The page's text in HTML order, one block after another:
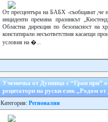
От пресцентъра на БАБХ -съобщават ,че
инциденти премина празникът
Областна дирекция по безопасност на
констатирали несъответствия касаещи
условия на �...
Ученичка от Дупница с “Гран при”
рецитатори на руски език „Родом от
Категория: Регионални